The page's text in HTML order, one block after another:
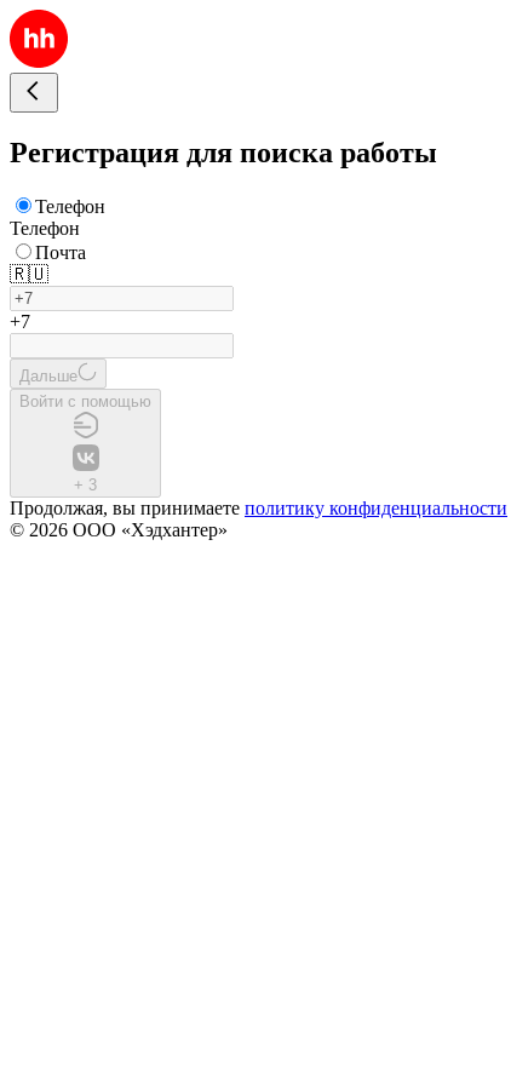
Регистрация для поиска работы
Телефон
Телефон
Почта
🇷🇺
+7
Дальше
Войти с помощью
+ 3
Продолжая, вы принимаете политику конфиденциальности
© 2026 ООО «Хэдхантер»